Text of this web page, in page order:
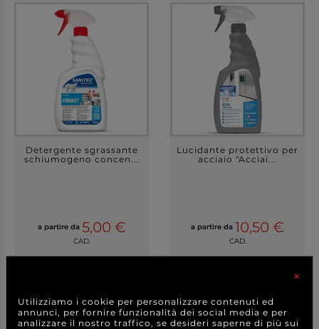
Detergente sgrassante
schiumogeno concen...
a partire da 5,00 €
CAD.
Lucidante protettivo per
acciaio "Acciai...
a partire da 10,50 €
CAD.
×
Utilizziamo i cookie per personalizzare contenuti ed
annunci, per fornire funzionalità dei social media e per
analizzare il nostro traffico, se desideri saperne di più sui